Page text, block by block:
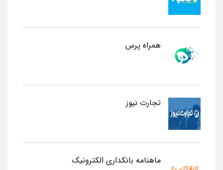
همراه پرس
تجارت نیوز
ماهنامه بانکداری الکترونیک